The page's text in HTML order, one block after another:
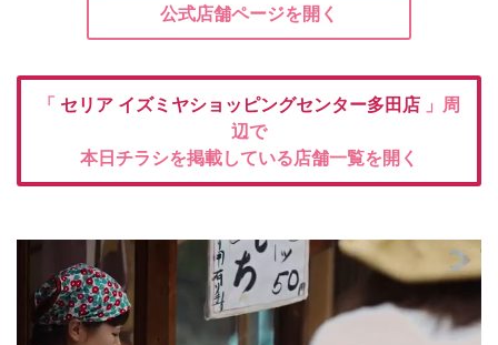
公式店舗ページを開く
「 セリア イズミヤショッピングセンター多田店 」周
辺で
本日チラシを掲載している店舗一覧を開く